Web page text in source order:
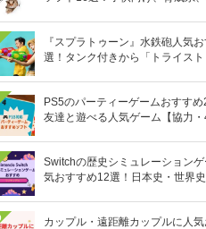
『スプラトゥーン』水鉄砲人気
選！タンク付きから「トライスト
PS5のパーティーゲームおすすめ
友達と遊べる人気ゲーム【協力
Switchの歴史シミュレーションゲ
気おすすめ12選！日本史・世界
カップル・遠距離カップルに人